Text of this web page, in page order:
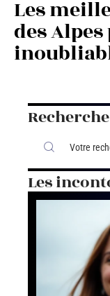
Les
des
Recherche
Les